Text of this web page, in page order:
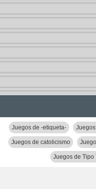
Juegos de -etiqueta-
Juegos de catolicismo
Juegos de Tipo